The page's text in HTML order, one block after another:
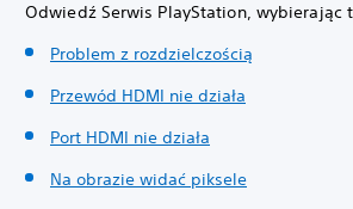
Odwiedź Serwis PlayStation, wybierając
Problem z rozdzielczością
Przewód HDMI nie działa
Port HDMI nie działa
Na obrazie widać piksele